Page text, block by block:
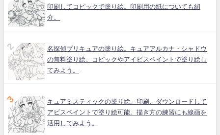
印刷してコピックで塗り絵。印刷用の紙についても紹
介。
名探偵プリキュアの塗り絵。キュアアルカナ・シャドウ
の無料塗り絵。コピックやアイビスペイントで塗り絵し
てみよう。
キュアミスティックの塗り絵。印刷、ダウンロードして
アビスペイントで塗り絵可能。描き方の練習にも線画を
活用してみよう。